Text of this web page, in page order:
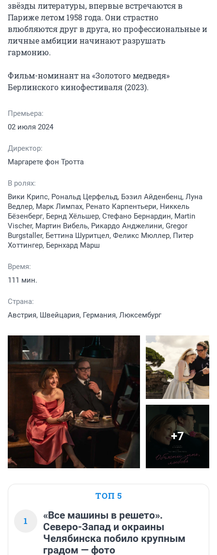
звёзды литературы, впервые встречаются в
Париже летом 1958 года. Они страстно
влюбляются друг в друга, но профессиональные и
личные амбиции начинают разрушать
гармонию.
Фильм-номинант на «Золотого медведя»
Берлинского кинофестиваля (2023).
Премьера:
02 июля 2024
Директор:
Маргарете фон Тротта
В ролях:
Вики Крипс, Рональд Церфельд, Бэзил Айденбенц, Луна
Ведлер, Марк Лимпах, Ренато Карпентьери, Никкель
Бёзенберг, Бернд Хёльшер, Стефано Бернардин, Martin
Vischer, Мартин Вибель, Рикардо Анджелини, Gregor
Burgstaller, Беттина Шуритцел, Феликс Мюллер, Питер
Хоттингер, Бернхард Марш
Время:
111 мин.
Страна:
Австрия, Швейцария, Германия, Люксембург
+7
ТОП 5
1
«Все машины в решето».
Северо-Запад и окраины
Челябинска побило крупным
градом — фото